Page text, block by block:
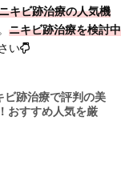
キビ跡治療の人気機
ニキビ跡治療を検討中
い
ビ跡治療で評判の美
おすすめ人気を厳